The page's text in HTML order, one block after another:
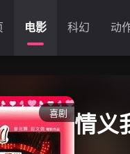
电影 科幻 动
喜剧 情义